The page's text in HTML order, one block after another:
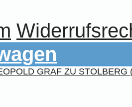
GRAF ZU STOLBERG